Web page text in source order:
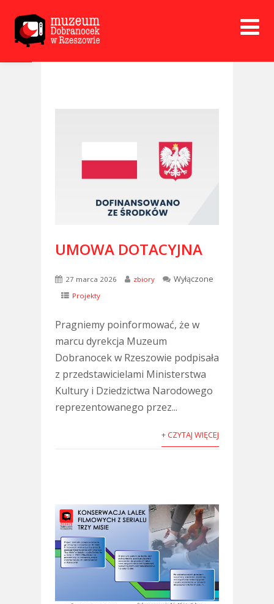
Open toolbar
UMOWA DOTACYJNA
27 marca 2026 zbiory Wyłączone
Projekty
Pragniemy poinformować, że w
marcu dyrekcja Muzeum
Dobranocek w Rzeszowie podpisała
z przedstawicielami Ministerstwa
Kultury i Dziedzictwa Narodowego
reprezentowanego przez...
+ CZYTAJ WIĘCEJ